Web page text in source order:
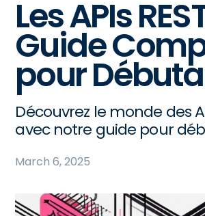
Les APIs
Guide
pour
Découvrez le monde des
avec notre guide pour
March 6, 2025